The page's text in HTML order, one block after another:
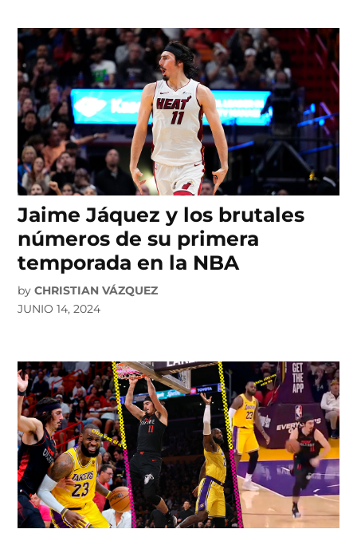
Jaime Jáquez y los brutales
números de su primera
temporada en la NBA
by CHRISTIAN VÁZQUEZ
JUNIO 14, 2024